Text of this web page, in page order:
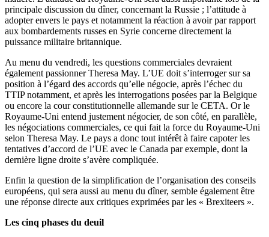
principale discussion du dîner, concernant la Russie ; l’attitude à
adopter envers le pays et notamment la réaction à avoir par rapport
aux bombardements russes en Syrie concerne directement la
puissance militaire britannique.
Au menu du vendredi, les questions commerciales devraient
également passionner Theresa May. L’UE doit s’interroger sur sa
position à l’égard des accords qu’elle négocie, après l’échec du
TTIP notamment, et après les interrogations posées par la Belgique
ou encore la cour constitutionnelle allemande sur le CETA. Or le
Royaume-Uni entend justement négocier, de son côté, en parallèle,
les négociations commerciales, ce qui fait la force du Royaume-Uni
selon Theresa May. Le pays a donc tout intérêt à faire capoter les
tentatives d’accord de l’UE avec le Canada par exemple, dont la
dernière ligne droite s’avère compliquée.
Enfin la question de la simplification de l’organisation des conseils
européens, qui sera aussi au menu du dîner, semble également être
une réponse directe aux critiques exprimées par les « Brexiteers ».
Les cinq phases du deuil